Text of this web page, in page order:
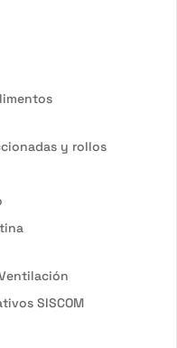
y rollos
SISCOM